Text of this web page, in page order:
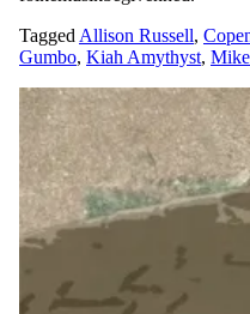
Tagged Allison Russell,
Gumbo, Kiah Amythyst,